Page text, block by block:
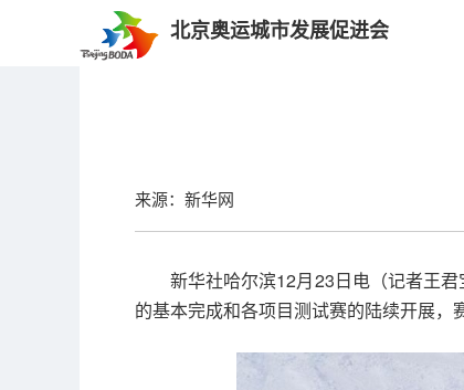
北京奥运城市发展促进会
来源：新华网
新华社哈尔滨12月23日电（记者王
的基本完成和各项目测试赛的陆续开展，